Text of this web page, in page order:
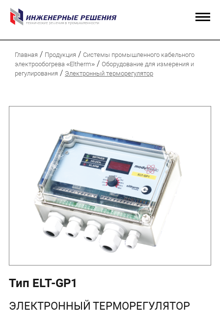
Главная / Продукция / Системы промышленного кабельного
электрообогрева «Eltherm» / Оборудование для измерения и
регулирования / Электронный терморегулятор
Тип ELT-GP1
ЭЛЕКТРОННЫЙ ТЕРМОРЕГУЛЯТОР